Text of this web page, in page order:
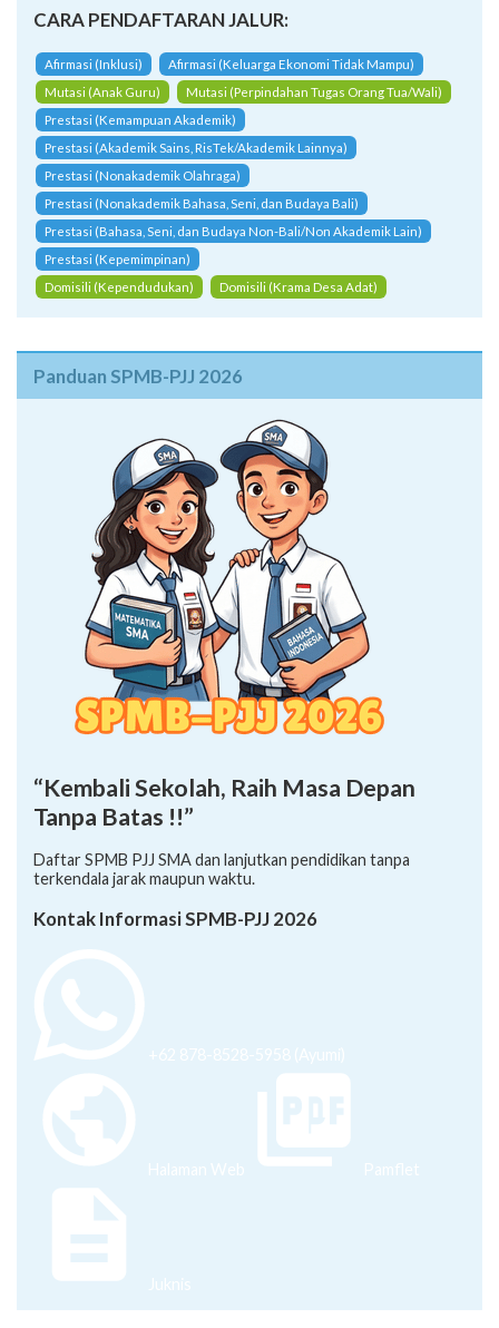
CARA PENDAFTARAN JALUR:
Afirmasi (Inklusi)
Afirmasi (Keluarga Ekonomi Tidak Mampu)
Mutasi (Anak Guru)
Mutasi (Perpindahan Tugas Orang Tua/Wali)
Prestasi (Kemampuan Akademik)
Prestasi (Akademik Sains, RisTek/Akademik Lainnya)
Prestasi (Nonakademik Olahraga)
Prestasi (Nonakademik Bahasa, Seni, dan Budaya Bali)
Prestasi (Bahasa, Seni, dan Budaya Non-Bali/Non Akademik Lain)
Prestasi (Kepemimpinan)
Domisili (Kependudukan)
Domisili (Krama Desa Adat)
Panduan SPMB-PJJ 2026
“Kembali Sekolah, Raih Masa Depan
Tanpa Batas !!”
Daftar SPMB PJJ SMA dan lanjutkan pendidikan tanpa
terkendala jarak maupun waktu.
Kontak Informasi SPMB-PJJ 2026
+62 878-8528-5958 (Ayumi)
Halaman Web Pamflet
Juknis